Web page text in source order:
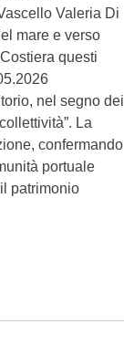
Valeria Di
mare e verso
questi
nel segno dei
La
confermando
portuale
patrimonio